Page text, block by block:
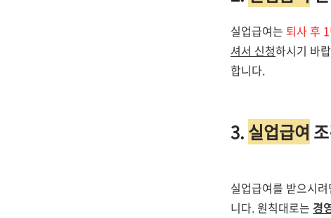
실업급여는 퇴사 후
셔서 신청하시기 바
합니다.
3.실업급여
실업급여를 받으시려
니다. 원칙대로는 경